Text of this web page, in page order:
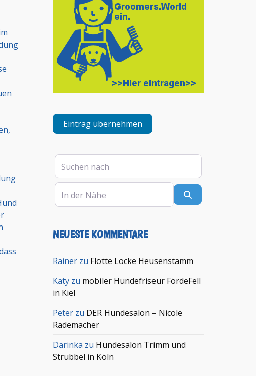
Eintrag übernehmen
Suchen nach
In der Nähe
NEUESTE KOMMENTARE
Rainer zu Flotte Locke Heusenstamm
Katy zu mobiler Hundefriseur FördeFell
in Kiel
Peter zu DER Hundesalon – Nicole
Rademacher
Darinka zu Hundesalon Trimm und
Strubbel in Köln